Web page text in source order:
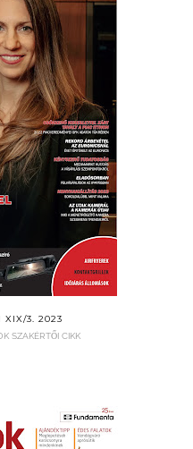
XIX/3. 2023
SZAKÉRTŐI CIKK